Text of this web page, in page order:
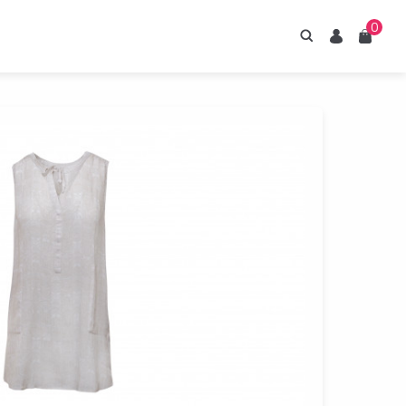
ESTIAN
naše sirupy
umělých sladidel.
HledáníUživatelKošík
0